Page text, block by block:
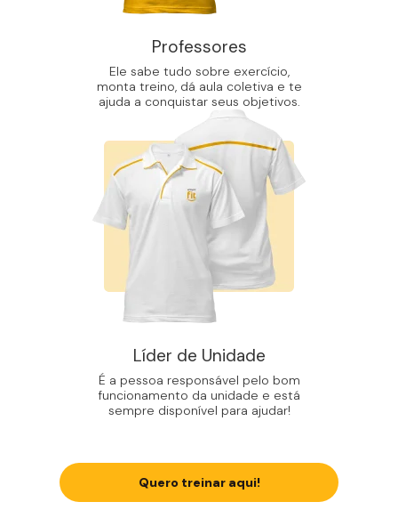
Professores
Ele sabe tudo sobre exercício,
monta treino, dá aula coletiva e te
ajuda a conquistar seus objetivos.
Líder de Unidade
É a pessoa responsável pelo bom
funcionamento da unidade e está
sempre disponível para ajudar!
Quero treinar aqui!